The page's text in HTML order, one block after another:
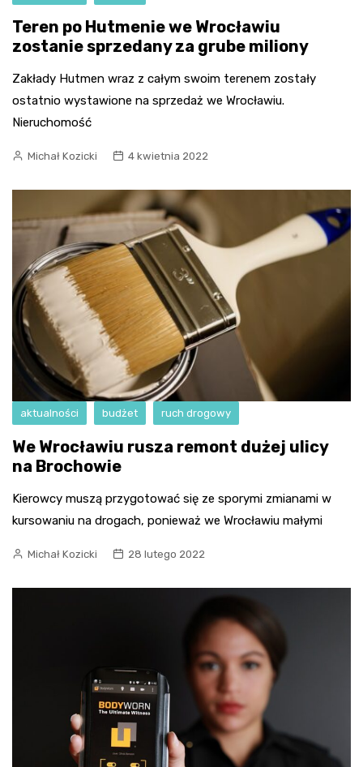
Teren po Hutmenie we Wrocławiu
zostanie sprzedany za grube miliony
Zakłady Hutmen wraz z całym swoim terenem zostały
ostatnio wystawione na sprzedaż we Wrocławiu.
Nieruchomość
Michał Kozicki 4 kwietnia 2022
aktualności budżet ruch drogowy
We Wrocławiu rusza remont dużej ulicy
na Brochowie
Kierowcy muszą przygotować się ze sporymi zmianami w
kursowaniu na drogach, ponieważ we Wrocławiu małymi
Michał Kozicki 28 lutego 2022